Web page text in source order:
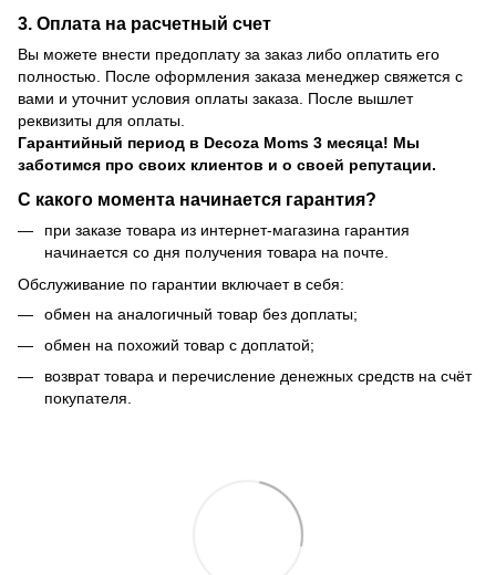
3. Оплата на расчетный счет
Вы можете внести предоплату за заказ либо оплатить его
полностью. После оформления заказа менеджер свяжется с
вами и уточнит условия оплаты заказа. После вышлет
реквизиты для оплаты.
Гарантийный период в Decoza Moms 3 месяца! Мы
заботимся про своих клиентов и о своей репутации.
С какого момента начинается гарантия?
при заказе товара из интернет-магазина гарантия
начинается со дня получения товара на почте.
Обслуживание по гарантии включает в себя:
обмен на аналогичный товар без доплаты;
обмен на похожий товар с доплатой;
возврат товара и перечисление денежных средств на счёт
покупателя.